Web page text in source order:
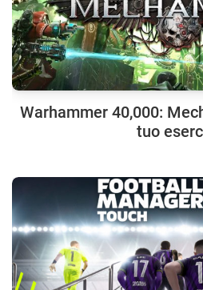
Warhammer 40,000:
tuo